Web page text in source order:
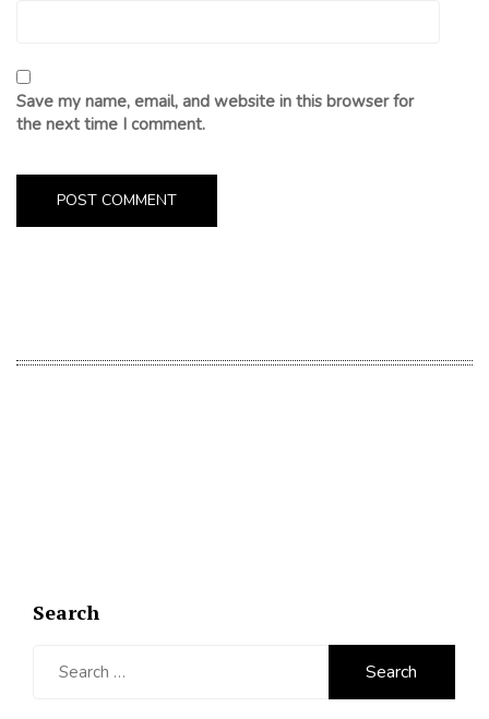
Save my name, email, and website in this browser for
the next time I comment.
Search